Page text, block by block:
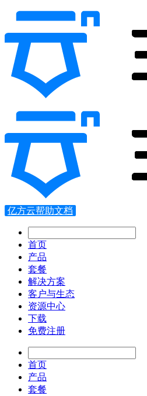
亿方云帮助文档
首页
产品
套餐
解决方案
客户与生态
资源中心
下载
免费注册
首页
产品
套餐